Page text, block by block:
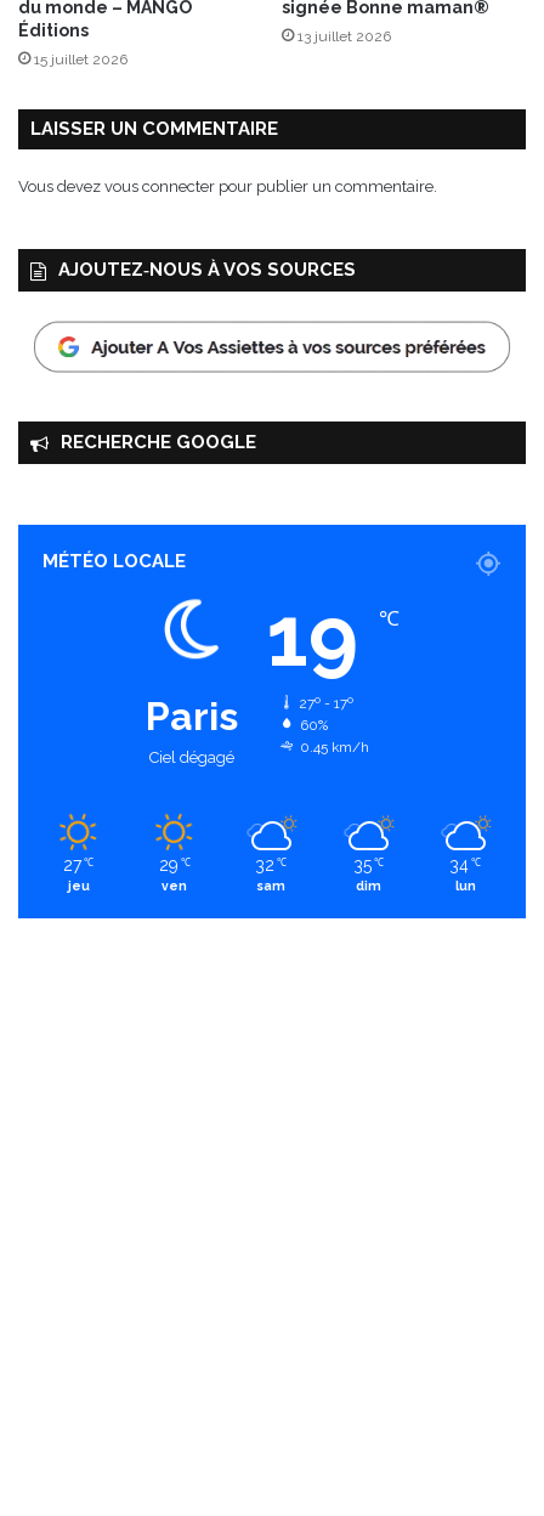
d
L
u
e
”
L
a
s
du monde – MANGO
Éditions
15 juillet 2026
signée Bonne maman®
13 juillet 2026
LAISSER UN COMMENTAIRE
Vous devez vous connecter pour publier un commentaire.
AJOUTEZ‑NOUS À VOS SOURCES
RECHERCHE GOOGLE
MÉTÉO LOCALE
Paris
Ciel dégagé
19 ℃
27º - 17º
60%
0.45 km/h
27 ℃
jeu
29 ℃
ven
32 ℃
sam
35 ℃
dim
34 ℃
lun